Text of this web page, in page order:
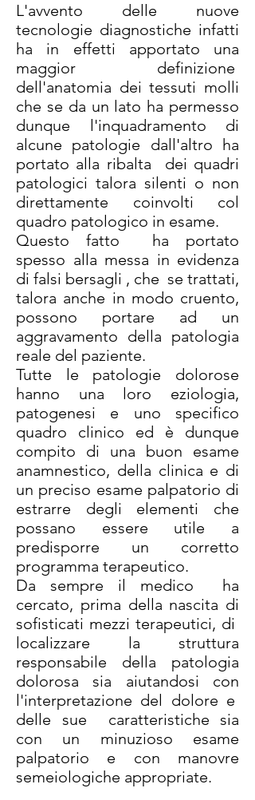
L'avvento delle nuove
tecnologie diagnostiche infatti
ha in effetti apportato una
maggior definizione
dell'anatomia dei tessuti molli
che se da un lato ha permesso
dunque l'inquadramento di
alcune patologie dall'altro ha
portato alla ribalta dei quadri
patologici talora silenti o non
direttamente coinvolti col
quadro patologico in esame.
Questo fatto ha portato
spesso alla messa in evidenza
di falsi bersagli , che se trattati,
talora anche in modo cruento,
possono portare ad un
aggravamento della patologia
reale del paziente.
Tutte le patologie dolorose
hanno una loro eziologia,
patogenesi e uno specifico
quadro clinico ed è dunque
compito di una buon esame
anamnestico, della clinica e di
un preciso esame palpatorio di
estrarre degli elementi che
possano essere utile a
predisporre un corretto
programma terapeutico.
Da sempre il medico ha
cercato, prima della nascita di
sofisticati mezzi terapeutici, di
localizzare la struttura
responsabile della patologia
dolorosa sia aiutandosi con
l'interpretazione del dolore e
delle sue caratteristiche sia
con un minuzioso esame
palpatorio e con manovre
semeiologiche appropriate.